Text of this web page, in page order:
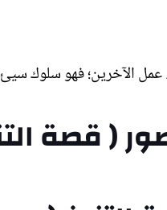
عمل الآخرين؛ فهو سلوك
( قصة